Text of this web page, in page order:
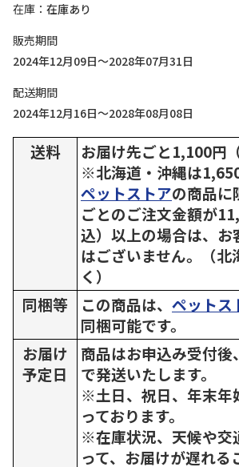
在庫
在庫あり
販売期間
2024年12月09日～2028年07月31日
配送期間
2024年12月16日～2028年08月08日
送料
お届け先ごと1,100円（
※北海道・沖縄は1,650
ペットストアの商品に
ごとのご注文金額が
込）以上の場合は、お
はございません。（北
く）
同梱等
この商品は、 ペットス
同梱可能です。
お届け
予定日
商品はお申込み受付後
で発送いたします。
※土日、祝日、年末年
っております。
※在庫状況、天候や交
って、お届けが遅れる